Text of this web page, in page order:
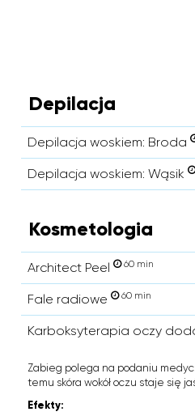
Depilacja
Depilacja woskiem: Broda
Depilacja woskiem: Wąsik
Kosmetologia
Architect Peel 60 min
Fale radiowe 60 min
Karboksyterapia oczy
Zabieg polega na podaniu
temu skóra wokół oczu staje się
Efekty: